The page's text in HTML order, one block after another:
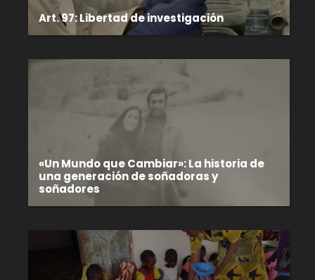
Art. 97: Libertad de investigación
«Un Mundo que Cambiar»: La historia de
una generación de soñadoras y
soñadores